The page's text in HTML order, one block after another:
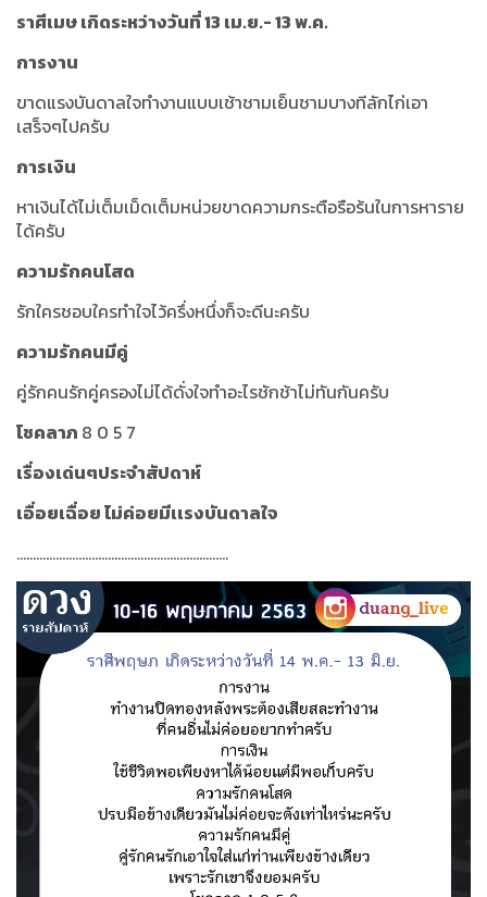
ราศีเมษ เกิดระหว่างวันที่ 13 เม.ย.- 13 พ.ค.
การงาน
ขาดแรงบันดาลใจทำงานแบบเช้าชามเย็นชามบางทีลักไก่เอา
เสร็จๆไปครับ
การเงิน
หาเงินได้ไม่เต็มเม็ดเต็มหน่วยขาดความกระตือรือร้นในการหาราย
ได้ครับ
ความรักคนโสด
รักใครชอบใครทำใจไว้ครึ่งหนึ่งก็จะดีนะครับ
ความรักคนมีคู่
คู่รักคนรักคู่ครองไม่ได้ดั่งใจทำอะไรชักช้าไม่ทันกันครับ
โชคลาภ 8 0 5 7
เรื่องเด่นๆประจำสัปดาห์
เอื่อยเฉื่อย ไม่ค่อยมีเเรงบันดาลใจ
.................................................................